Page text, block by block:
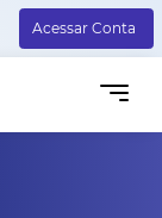
Acessar Conta